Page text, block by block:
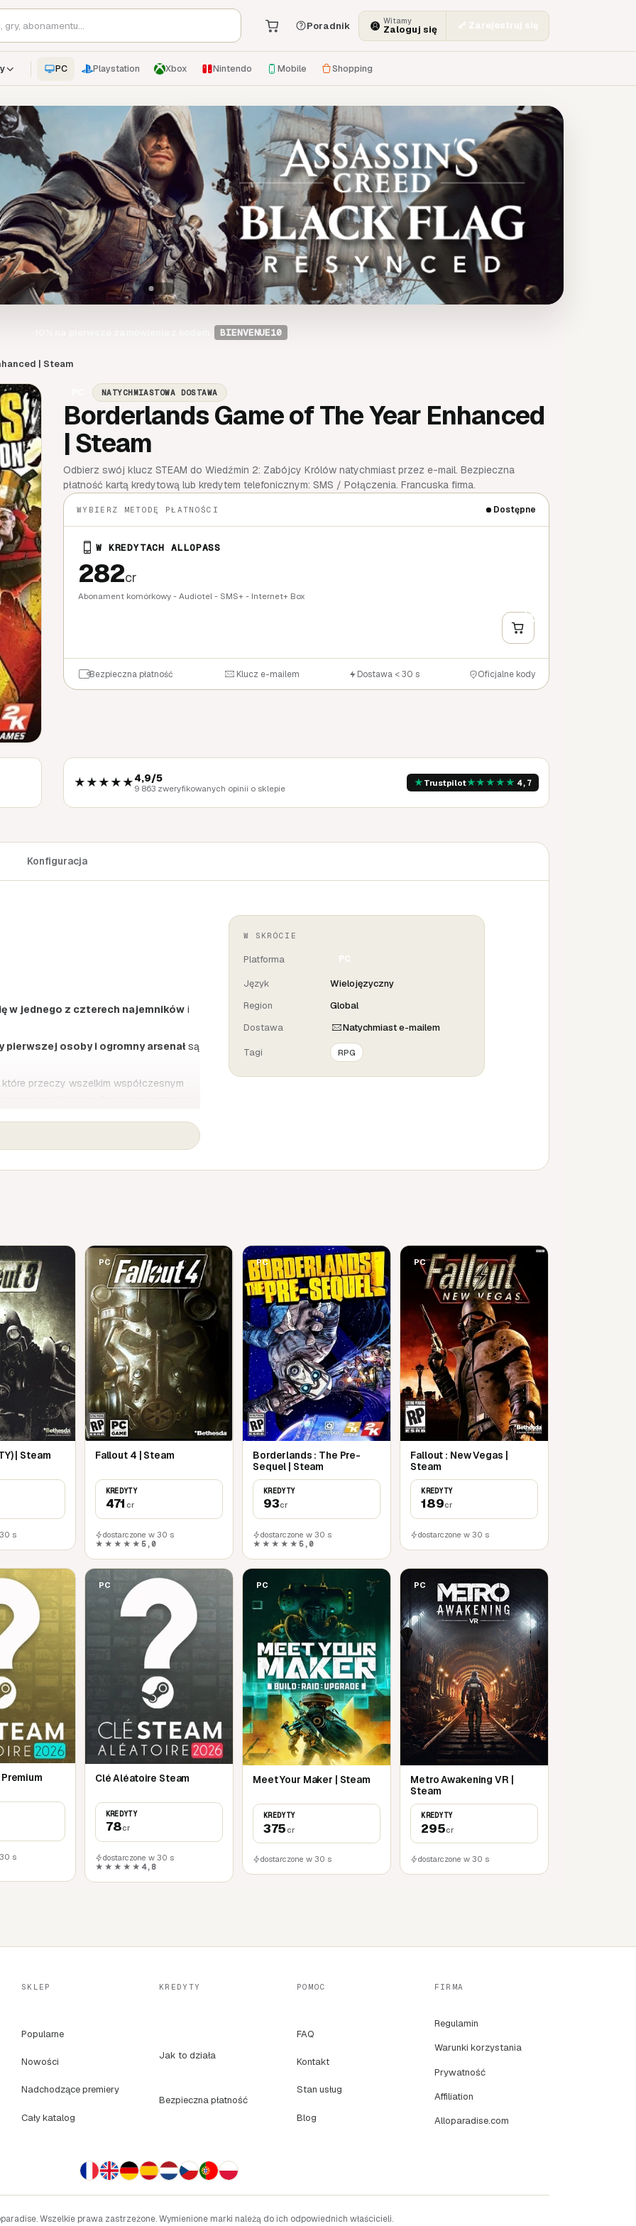
Poradnik Witamy
Zaloguj się Zarejestruj się
PC Playstation Xbox Nintendo Mobile Shopping
BIENVENUE10
| Steam
NATYCHMIASTOWA DOSTAWA
Borderlands Game of The Year Enhanced
| Steam
Odbierz swój klucz STEAM do Wiedźmin 2: Zabójcy Królów natychmiast przez e-mail. Bezpieczna
płatność kartą kredytową lub kredytem telefonicznym: SMS / Połączenia. Francuska firma.
WYBIERZ METODĘ PŁATNOŚCI Dostępne
W KREDYTACH ALLOPASS
282cr
Abonament komórkowy - Audiotel - SMS+ - Internet+ Box
+
Bezpieczna płatność Klucz e-mailem Dostawa < 30 s Oficjalne kody
★★★★★4,9/5
9 863 zweryfikowanych opinii o sklepie ★ Trustpilot★★★★★ 4,7
Konfiguracja
w jednego z czterech najemnikówi
osoby i ogromny arsenałsą
przeczy wszelkim współczesnym
strzelanki z odgrywaniem ról poprzez
rakiet, strzelby, rewolwery, pistolety
łączy tradycyjne techniki z ręcznie
weź udział w intensywnej walce.
Cove, małe miasteczko należące do
Nowe obszary, nowe misje, nowi
otwarcie Marcus Bank, mordując
gwarancję powrotu w chwale... jeśli
nową broń, nowe misje, nowe
przygodzie zmierzysz się z nowym,
twoich sojuszników:
Claptrapów
W SKRÓCIE
Platforma PC
Język
Wielojęzyczny
Region
Global
Dostawa
Natychmiast e-mailem
Tagi RPG
| Steam
s
PC
Fallout 4 | Steam
KREDYTY
471 cr
dostarczone w 30 s
★★★★★ 5,0
PC
Borderlands : The Pre-
Sequel | Steam
KREDYTY
93cr
dostarczone w 30 s
★★★★★5,0
PC
Fallout : New Vegas |
Steam
KREDYTY
189cr
dostarczone w 30 s
s
PC
Clé Aléatoire Steam
KREDYTY
78cr
dostarczone w 30 s
★★★★★ 4,8
PC
Meet Your Maker | Steam
KREDYTY
375 cr
dostarczone w 30 s
PC
Metro Awakening VR |
Steam
KREDYTY
295cr
dostarczone w 30 s
SKLEP
Popularne
Nowości
Nadchodzące premiery
Cały katalog
KREDYTY
Jak to działa
Bezpieczna płatność
POMOC
FAQ
Kontakt
Stan usług
Blog
FIRMA
Regulamin
Warunki korzystania
Prywatność
Affiliation
Alloparadise.com
Wszelkie prawa zastrzeżone. Wymienione marki należą do ich odpowiednich właścicieli.